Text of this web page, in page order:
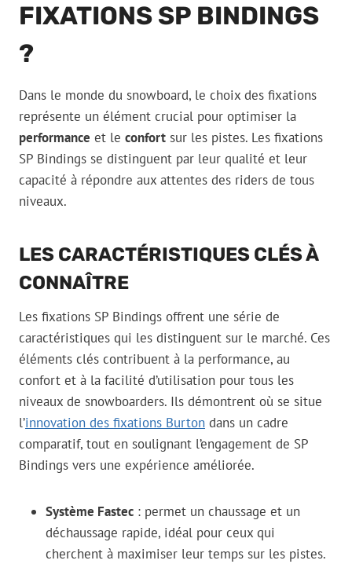
FIXATIONS SP BINDINGS
?
Dans le monde du snowboard, le choix des fixations
représente un élément crucial pour optimiser la
performance et le confort sur les pistes. Les fixations
SP Bindings se distinguent par leur qualité et leur
capacité à répondre aux attentes des riders de tous
niveaux.
LES CARACTÉRISTIQUES CLÉS À
CONNAÎTRE
Les fixations SP Bindings offrent une série de
caractéristiques qui les distinguent sur le marché. Ces
éléments clés contribuent à la performance, au
confort et à la facilité d’utilisation pour tous les
niveaux de snowboarders. Ils démontrent où se situe
l’innovation des fixations Burton dans un cadre
comparatif, tout en soulignant l’engagement de SP
Bindings vers une expérience améliorée.
Système Fastec : permet un chaussage et un
déchaussage rapide, idéal pour ceux qui
cherchent à maximiser leur temps sur les pistes.